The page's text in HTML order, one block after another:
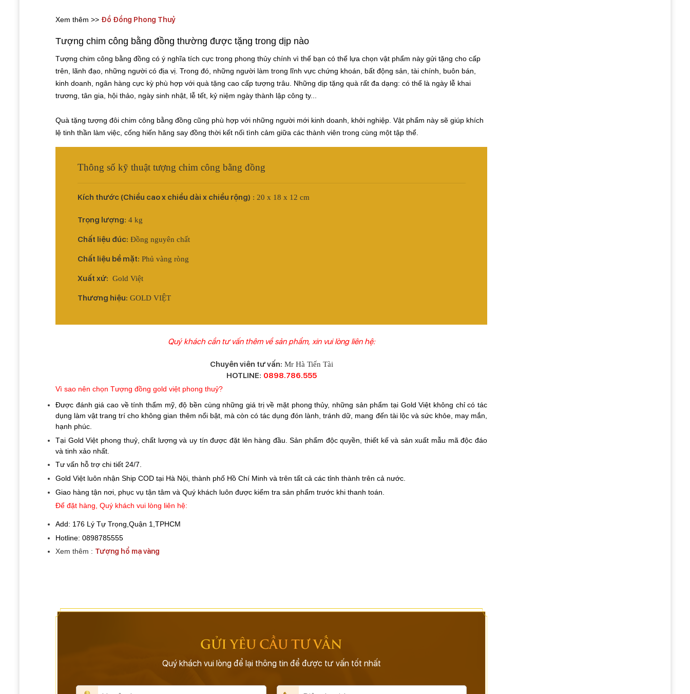
Xem thêm >> Đồ Đồng Phong Thuỷ
Tượng chim công bằng đồng thường được tặng trong dịp nào
Tượng chim công bằng đồng có ý nghĩa tích cực trong phong thủy chính vì thế bạn có thể lựa chọn vật phẩm này gửi tặng cho cấp
trên, lãnh đạo, những người có địa vị. Trong đó, những người làm trong lĩnh vực chứng khoán, bất động sản, tài chính, buôn bán,
kinh doanh, ngân hàng cực kỳ phù hợp với quà tặng cao cấp tượng trâu. Những dịp tặng quà rất đa dạng: có thể là ngày lễ khai
trương, tân gia, hội thảo, ngày sinh nhật, lễ tết, kỷ niệm ngày thành lập công ty...
Quà tặng tượng đôi chim công bằng đồng cũng phù hợp với những người mới kinh doanh, khởi nghiệp. Vật phẩm này sẽ giúp khích
lệ tinh thần làm việc, cống hiến hăng say đồng thời kết nối tình cảm giữa các thành viên trong cùng một tập thể.
Thông số kỹ thuật tượng chim công bằng đồng
Kích thước (Chiều cao x chiều dài x chiều rộng) : 20 x 18 x 12 cm
Trọng lượng: 4 kg
Chất liệu đúc: Đồng nguyên chất
Chất liệu bề mặt: Phủ vàng ròng
Xuất xứ: Gold Việt
Thương hiệu: GOLD VIỆT
Quý khách cần tư vấn thêm về sản phẩm, xin vui lòng liên hệ:
Chuyên viên tư vấn: Mr Hà Tiến Tài
HOTLINE: 0898.786.555
Vì sao nên chọn Tượng đồng gold việt phong thuỷ?
Được đánh giá cao về tính thẩm mỹ, độ bền cùng những giá trị về mặt phong thủy, những sản phẩm tại Gold Việt không chỉ có tác
dụng làm vật trang trí cho không gian thêm nổi bật, mà còn có tác dụng đón lành, tránh dữ, mang đến tài lộc và sức khỏe, may mắn,
hạnh phúc.
Tại Gold Việt phong thuỷ, chất lượng và uy tín được đặt lên hàng đầu. Sản phẩm độc quyền, thiết kế và sản xuất mẫu mã độc đáo
và tinh xảo nhất.
Tư vấn hỗ trợ chi tiết 24/7.
Gold Việt luôn nhận Ship COD tại Hà Nội, thành phố Hồ Chí Minh và trên tất cả các tỉnh thành trên cả nước.
Giao hàng tận nơi, phục vụ tận tâm và Quý khách luôn được kiểm tra sản phẩm trước khi thanh toán.
Để đặt hàng, Quý khách vui lòng liên hệ:
Add: 176 Lý Tự Trọng,Quận 1,TPHCM
Hotline: 0898785555
Xem thêm : Tượng hổ mạ vàng
GỬI YÊU CẦU TƯ VẤN
Quý khách vui lòng để lại thông tin để được tư vấn tốt nhất